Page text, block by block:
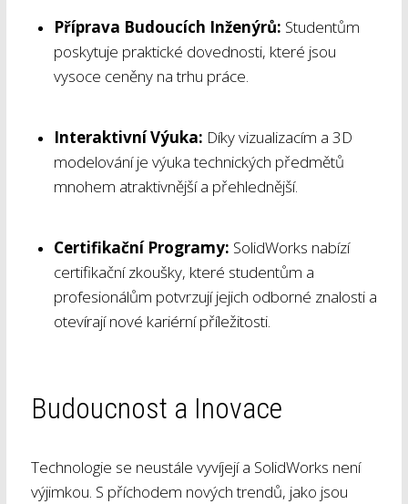
Příprava Budoucích Inženýrů: Studentům
poskytuje praktické dovednosti, které jsou
vysoce ceněny na trhu práce.
Interaktivní Výuka: Díky vizualizacím a 3D
modelování je výuka technických předmětů
mnohem atraktivnější a přehlednější.
Certifikační Programy: SolidWorks nabízí
certifikační zkoušky, které studentům a
profesionálům potvrzují jejich odborné znalosti a
otevírají nové kariérní příležitosti.
Budoucnost a Inovace
Technologie se neustále vyvíjejí a SolidWorks není
výjimkou. S příchodem nových trendů, jako jsou